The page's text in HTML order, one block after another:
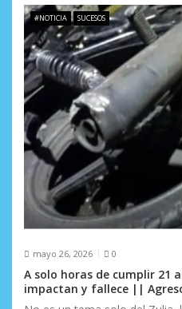
a
s
#NOTICIA SUCESOS
mayo 26, 2026 0
A solo horas de cumplir 21
impactan y fallece ||